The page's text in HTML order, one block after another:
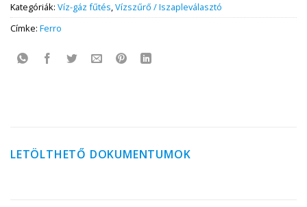
Kategóriák: Víz-gáz fűtés,Vízszűrő / Iszapleválasztó
Címke: Ferro
LETÖLTHETŐ DOKUMENTUMOK